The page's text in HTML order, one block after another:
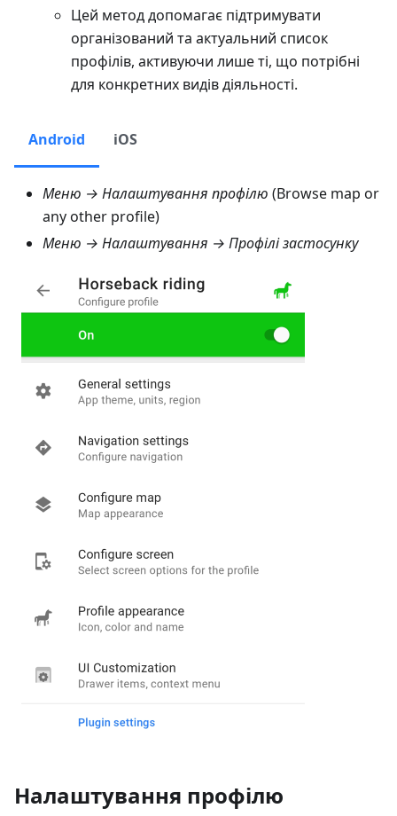
Цей метод допомагає підтримувати
організований та актуальний список
профілів, активуючи лише ті, що потрібні
для конкретних видів діяльності.
Android iOS
Меню → Налаштування профілю (Browse map or
any other profile)
Меню → Налаштування → Профілі застосунку
Налаштування профілю